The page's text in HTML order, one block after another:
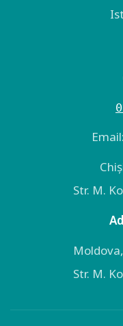
Email:
Str. M.
Str. M.